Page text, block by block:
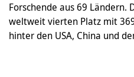
Forschende aus 69 Ländern.
weltweit vierten Platz mit
hinter den USA, China und